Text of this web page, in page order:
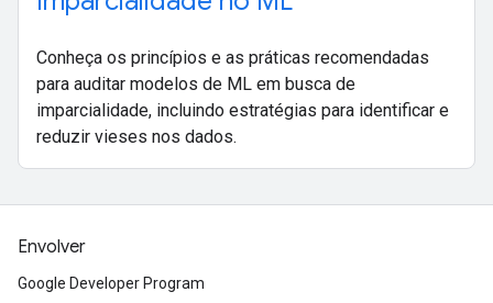
Conheça os princípios e as práticas recomendadas
para auditar modelos de ML em busca de
imparcialidade, incluindo estratégias para identificar e
reduzir vieses nos dados.
Envolver
Google Developer Program